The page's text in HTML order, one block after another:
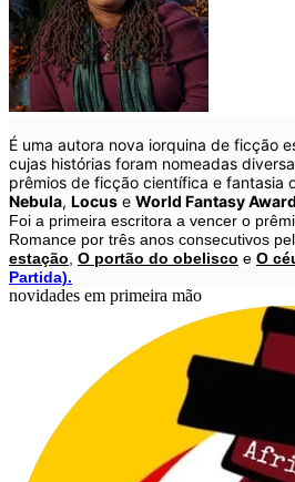
É uma autora nova iorquina de ficção
cujas histórias foram nomeadas
prêmios de ficção científica e fantasia
Nebula, Locus e World Fantasy Award
Foi a primeira escritora a vencer o
Romance por três anos consecutivos
estação O portão do obelisco e O
Partida).
novidades em primeira mão